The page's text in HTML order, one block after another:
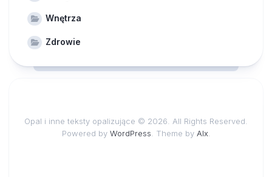
Wnętrza
Zdrowie
Opal i inne teksty opalizujące © 2026. All Rights Reserved.
Powered by WordPress . Theme by Alx